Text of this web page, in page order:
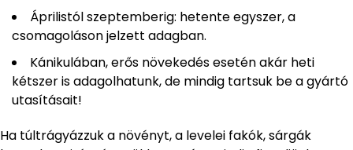
Áprilistól szeptemberig: hetente egyszer, a
csomagoláson jelzett adagban.
Kánikulában, erős növekedés esetén akár heti
kétszer is adagolhatunk, de mindig tartsuk be a gyártó
utasításait!
Ha túltrágyázzuk a növényt, a levelei fakók, sárgák